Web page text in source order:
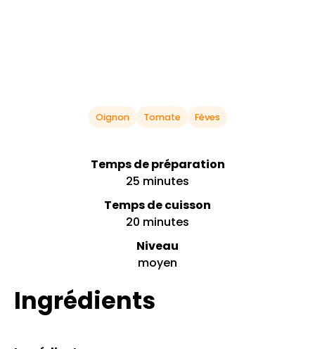
Oignon Tomate Fèves
Temps de préparation
25 minutes
Temps de cuisson
20 minutes
Niveau
moyen
Ingrédients